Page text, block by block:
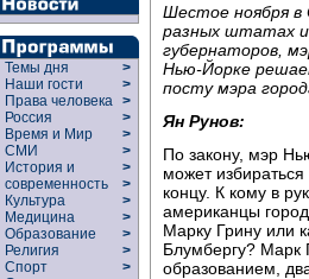
Темы дня
>
Наши гости
>
Права человека >
Россия
>
Время и Мир
>
СМИ
>
История и
современность
>
>
Культура
>
Медицина
>
Образование
>
Религия
>
Спорт
>
Шестое ноября
разных штатах
губернаторов,
Нью-Йорке
посту мэра
Ян Рунов:
По закону, мэр
может
концу. К кому в
американцы
Марку Грину или
Блумбергу? Марк
образованием,